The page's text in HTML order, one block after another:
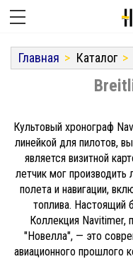
Главная Каталог
Культовый хронограф
линейкой для пилотов,
является визитной
летчик мог
полета и навигации,
топлива. Настоящий
Коллекция Navitimer,
"Новелла", — это
авиационного прошлого